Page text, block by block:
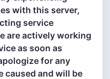
with this server,
service
are actively working
as soon as
for any
caused and will be